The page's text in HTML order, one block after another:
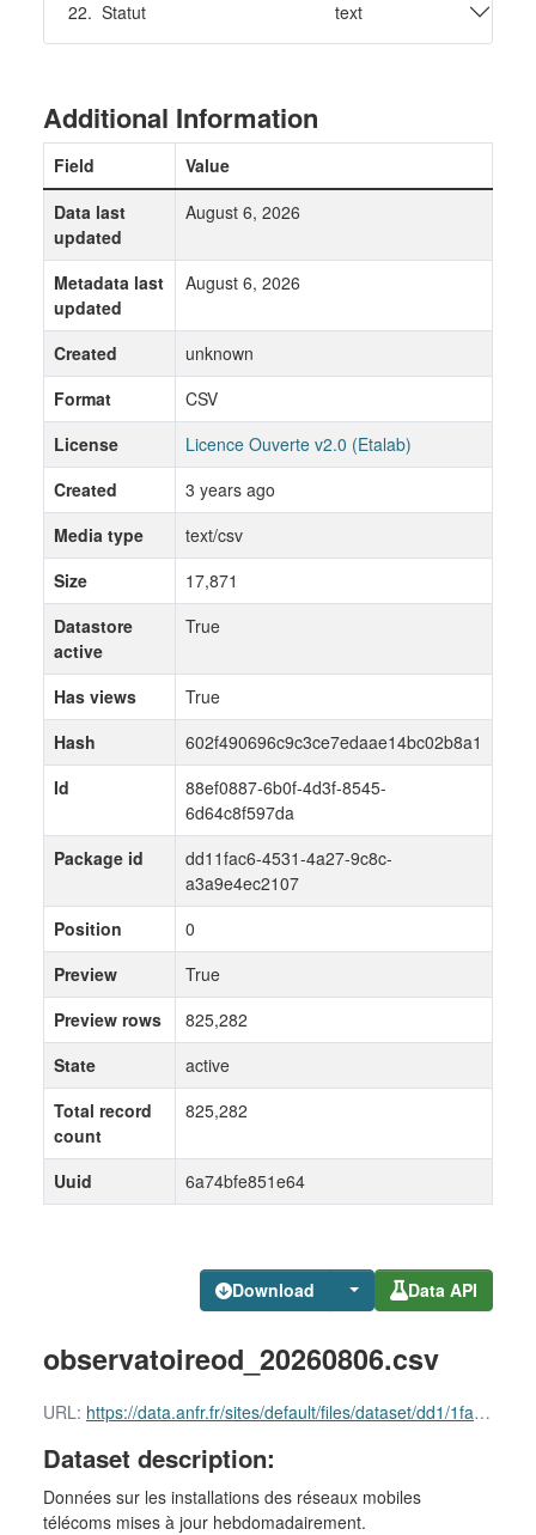
Download Data API
observatoireod_20260806.csv
URL: https://data.anfr.fr/sites/default/files/dataset/dd1/1fac6-4531-4a27-9c8c-a3a9e4ec2107/observatoireod_20260806.csv
Dataset description:
Données sur les installations des réseaux mobiles
télécoms mises à jour hebdomadairement.
22. Statut text
Additional Information
Field
Value
Data last
updated
August 6, 2026
Metadata last
updated
August 6, 2026
Created
unknown
Format
CSV
License
Licence Ouverte v2.0 (Etalab)
Created
3 years ago
Media type
text/csv
Size
17,871
Datastore
active
True
Has views
True
Hash
602f490696c9c3ce7edaae14bc02b8a1
Id
88ef0887-6b0f-4d3f-8545-
6d64c8f597da
Package id
dd11fac6-4531-4a27-9c8c-
a3a9e4ec2107
Position
0
Preview
True
Preview rows
825,282
State
active
Total record
count
825,282
Uuid 6a74bfe851e64